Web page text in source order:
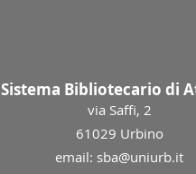
Sistema Bibliotecario di
via Saffi, 2
61029 Urbino
email: sba@uniurb.it